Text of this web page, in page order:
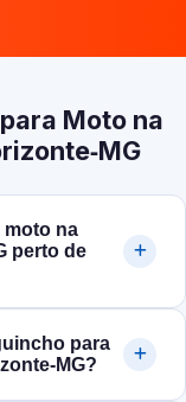
Moto na
moto na
perto de
para